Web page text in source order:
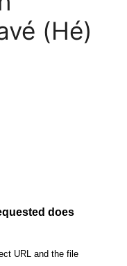
(Hé)